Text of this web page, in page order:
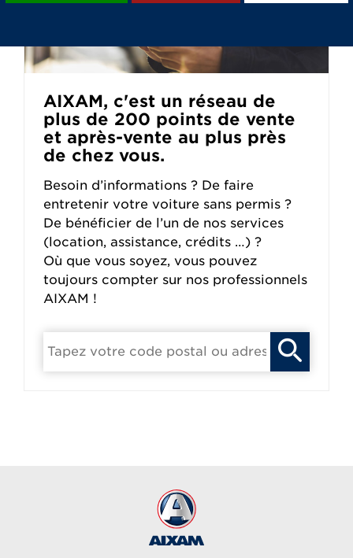
AIXAM, c'est un réseau de
plus de 200 points de vente
et après-vente au plus près
de chez vous.
Besoin d’informations ? De faire
entretenir votre voiture sans permis ?
De bénéficier de l’un de nos services
(location, assistance, crédits …) ?
Où que vous soyez, vous pouvez
toujours compter sur nos professionnels
AIXAM !